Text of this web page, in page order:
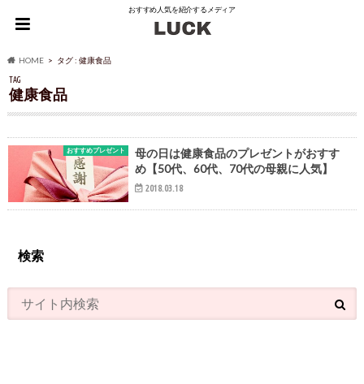
おすすめ人気を紹介するメディア
HOME タグ : 健康食品
TAG
健康食品
おすすめプレゼント
母の日は健康食品のプレゼントがおすす
め【50代、60代、70代の母親に人気】
2018.03.18
検索